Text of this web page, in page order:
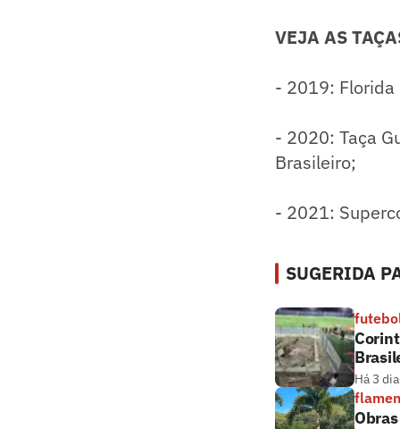
VEJA AS
- 2019: Florida
- 2020: Taça
Brasileiro;
- 2021:
SUGERIDA
Há 3